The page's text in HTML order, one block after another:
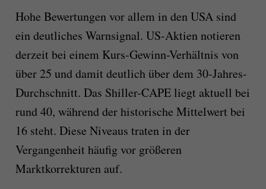
Hohe Bewertungen vor allem in den USA sind
ein deutliches Warnsignal. US-Aktien notieren
derzeit bei einem Kurs-Gewinn-Verhältnis von
über 25 und damit deutlich über dem 30-Jahres-
Durchschnitt. Das Shiller-CAPE liegt aktuell bei
rund 40, während der historische Mittelwert bei
16 steht. Diese Niveaus traten in der
Vergangenheit häufig vor größeren
Marktkorrekturen auf.